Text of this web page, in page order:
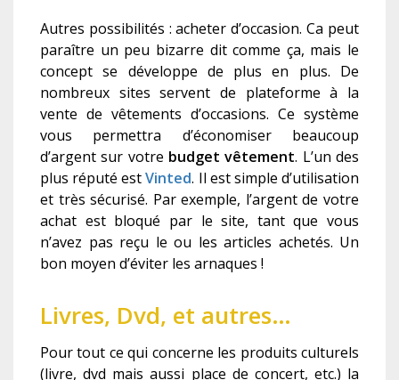
Autres possibilités : acheter d’occasion. Ca peut
paraître un peu bizarre dit comme ça, mais le
concept se développe de plus en plus. De
nombreux sites servent de plateforme à la
vente de vêtements d’occasions. Ce système
vous permettra d’économiser beaucoup
d’argent sur votre budget vêtement. L’un des
plus réputé estVinted. Il est simple d’utilisation
et très sécurisé. Par exemple, l’argent de votre
achat est bloqué par le site, tant que vous
n’avez pas reçu le ou les articles achetés. Un
bon moyen d’éviter les arnaques !
Livres, Dvd, et autres…
Pour tout ce qui concerne les produits culturels
(livre, dvd mais aussi place de concert, etc.) la